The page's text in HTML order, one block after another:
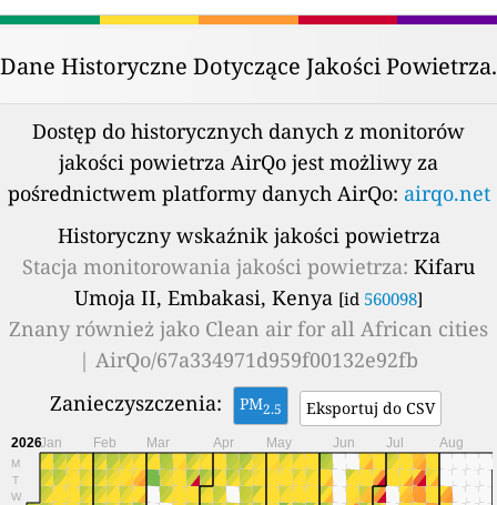
Dane Historyczne Dotyczące Jakości Powietrza.
Dostęp do historycznych danych z monitorów
jakości powietrza AirQo jest możliwy za
pośrednictwem platformy danych AirQo: airqo.net
Historyczny wskaźnik jakości powietrza
Stacja monitorowania jakości powietrza: Kifaru
Umoja II, Embakasi, Kenya [id 560098]
Znany również jako Clean air for all African cities
| AirQo/67a334971d959f00132e92fb
Zanieczyszczenia:
PM2.5 Eksportuj do CSV
2026
M
T
W
Jan Feb Mar Apr May Jun Jul Aug